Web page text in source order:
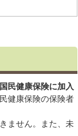
民健康保険に加入
健康保険の保険者
ません。また、未